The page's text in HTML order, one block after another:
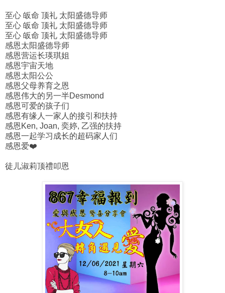
至心 皈命 顶礼 太阳盛德导师
至心 皈命 顶礼 太阳盛德导师
至心 皈命 顶礼 太阳盛德导师
感恩太阳盛德导师
感恩营运长瑛琪姐
感恩宇宙天地
感恩太阳公公
感恩父母养育之恩
感恩伟大的另一半Desmond
感恩可爱的孩子们
感恩有缘人一家人的接引和扶持
感恩Ken, Joan, 奕婷, 乙强的扶持
感恩一起学习成长的超码家人们
感恩爱❤️
徒儿淑莉顶禮叩恩